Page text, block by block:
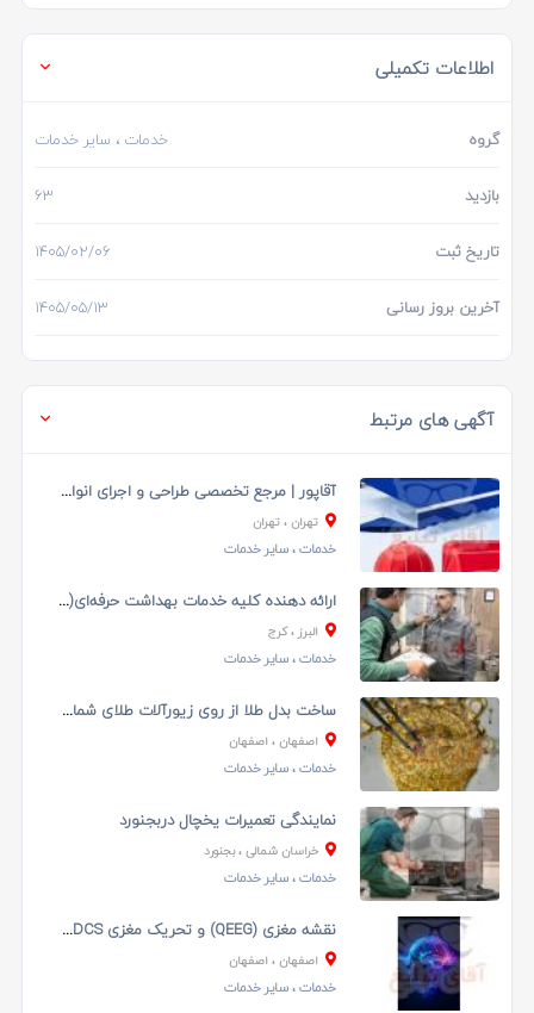
اطلاعات تکمیلی
گروه خدمات ، سایر خدمات
بازدید 63
تاریخ ثبت 1405/02/06
آخرین بروز رسانی 1405/05/13
آگهی های مرتبط
آقاپور | مرجع تخصصی طراحی و اجرای انواع سایبان
تهران، تهران
خدمات، سایر خدمات
ارائه دهنده کلیه خدمات بهداشت حرفه‌ای(آلاینده‌سنجی...
البرز ، کرج
خدمات، سایر خدمات
ساخت بدل طلا از روی زیورآلات طلای شما – ساخت بدل ط...
اصفهان، اصفهان
خدمات، سایر خدمات
نمایندگی تعمیرات یخچال دربجنورد
خراسان شمالی، بجنورد
خدمات، سایر خدمات
نقشه مغزی (QEEG) و تحریک مغزی tDCS برای بررسی عملک...
اصفهان، اصفهان
خدمات، سایر خدمات